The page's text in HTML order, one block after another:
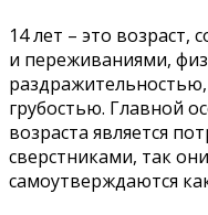
14 лет – это
и переживаниями,
грубостью. Главной
возраста является
сверстниками, так
самоутверждаются